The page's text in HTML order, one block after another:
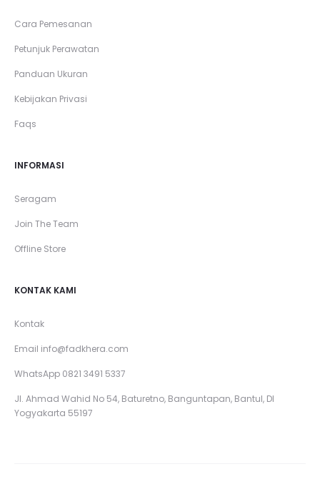
Cara Pemesanan
Petunjuk Perawatan
Panduan Ukuran
Kebijakan Privasi
Faqs
INFORMASI
Seragam
Join The Team
Offline Store
KONTAK KAMI
Kontak
Email info@fadkhera.com
WhatsApp 0821 3491 5337
Jl. Ahmad Wahid No 54, Baturetno, Banguntapan, Bantul, DI
Yogyakarta 55197